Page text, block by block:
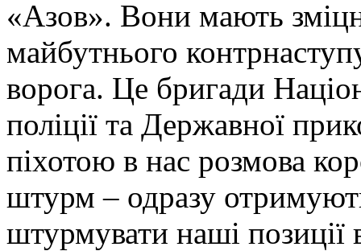
«Азов». Вони мають
майбутнього
ворога. Це бригади
поліції та Державної
піхотою в нас розмова
штурм – одразу
штурмувати наші позиції